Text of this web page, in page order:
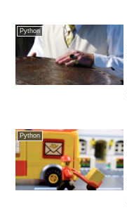
Python
Python